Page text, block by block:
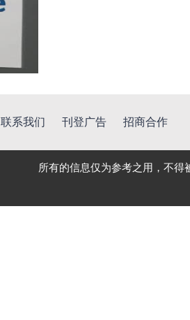
联系我们 刊登广告 招商合作
所有的信息仅为参考之用，不